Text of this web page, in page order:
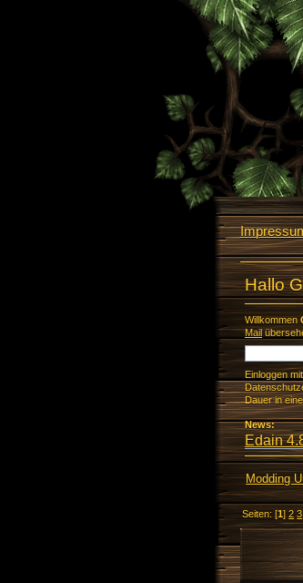
Hallo
Willkommen
Mail
Einloggen
Dauer in
News:
Edain
Modding
Seiten: [1]2 3